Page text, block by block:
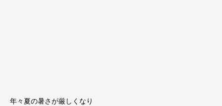
年々夏の暑さが厳しくなり